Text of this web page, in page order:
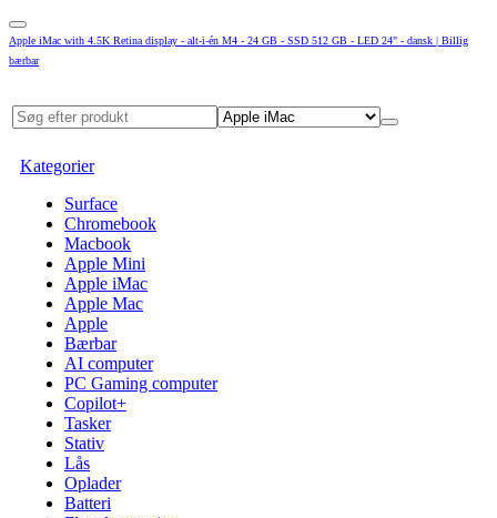
Apple iMac with 4.5K Retina display - alt-i-én M4 - 24 GB - SSD 512 GB - LED 24" - dansk | Billig
bærbar
Kategorier
Surface
Chromebook
Macbook
Apple Mini
Apple iMac
Apple Mac
Apple
Bærbar
AI computer
PC Gaming computer
Copilot+
Tasker
Stativ
Lås
Oplader
Batteri